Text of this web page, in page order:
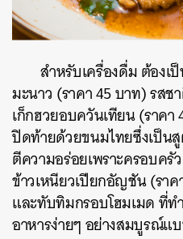
สำหรับเครื่องดื่ม ต้อง
มะนาว (ราคา 45 บาท) รสช
เก็กฮวยอบควันเทียน (ราค
ปิดท้ายด้วยขนมไทยซึ่งเป็น
ตีความอร่อยเพราะครอบค
ข้าวเหนียวเปียกอัญชัน (รา
และทับทิมกรอบโฮมเมด ที่ท
อาหารง่ายๆ อย่างสมบูรณ์แ